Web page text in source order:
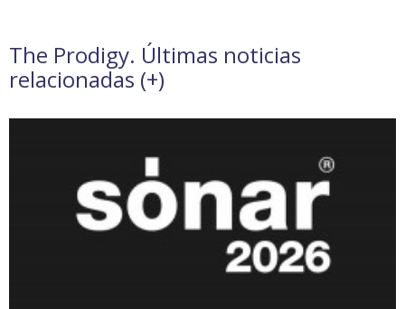
The Prodigy. Últimas noticias
relacionadas (+)